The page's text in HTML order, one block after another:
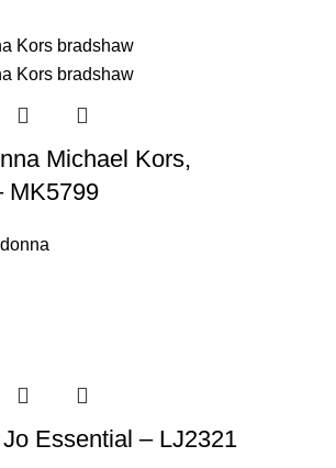
Michael Kors,
MK5799
Essential – LJ2321